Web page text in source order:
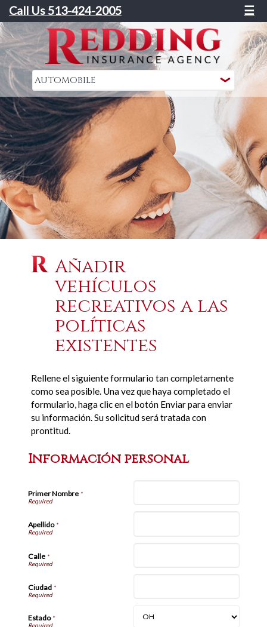
Call Us 513-424-2005 ☰
Añadir
vehículos
recreativos a las
políticas
existentes
Rellene el siguiente formulario tan completamente
como sea posible. Una vez que haya completado el
formulario, haga clic en el botón Enviar para enviar
su información. Su solicitud será tratada con
prontitud.
Información personal
Primer Nombre *
Apellido*
Calle*
Ciudad *
Estado*